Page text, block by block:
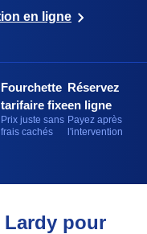
en ligne
Fourchette
tarifaire fixe
Prix juste sans
frais cachés
Réservez
en ligne
Payez après
l'intervention
Lardy pour